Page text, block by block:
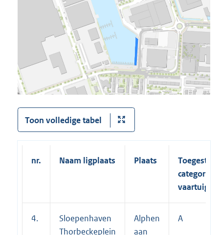
Toon volledige tabel
nr. Naam ligplaats Plaats
vaartuigen
4.
Sloepenhaven
Thorbeckeplein
Alphen
aan
A